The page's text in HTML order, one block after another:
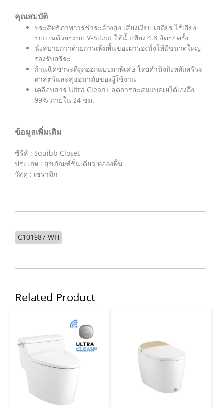
คุณสมบัติ
ประสิทธิภาพการชำระล้างสูง เสียงเงียบ เสถียร ไร้เสียง
รบกวนด้วยระบบ V-Silent ใช้น้ำเพียง 4.8 สิตร/ ครั้ง
นั่งสบายกว่าด้วยการเพิ่มพื้นของฝารองนั่งให้มีขนาดใหญ่
รองรับสรีระ
ก้านฉีดชาระที่ถูกออกแบบมาพิเศษ โดยคำนึงถึงหลักสรีระ
ศาสตร์และสุขอนามัยของผู้ใช้งาน
เคลือบสาร UItra Clean+ ลดการสะสมแบคเยได้เองถึง
99% ภายใน 24 ชม.
ข้อมูลเพิ่มเติม
ซีรีส์ : Squibb Closet
ประเภท : สุขภัณฑ์ชิ้นเดียว ท่อลงพื้น
วัสดุ : เซรามิก
C101987 WH
Related Product